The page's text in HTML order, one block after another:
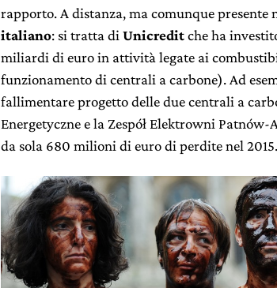
rapporto. A distanza, ma comunque presente
italiano: si tratta di Unicreditche ha
miliardi di euro in attività legate ai
funzionamento di centrali a carbone). Ad
fallimentare progetto delle due centrali a
Energetyczne e la Zespół Elektrowni
da sola 680 milioni di euro di perdite nel 2015.